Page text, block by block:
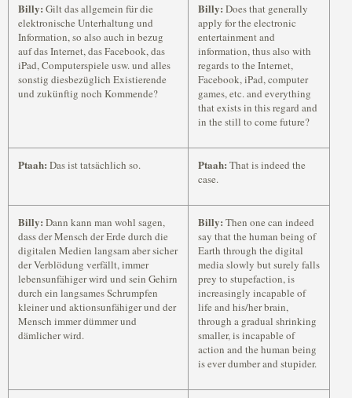
Billy: Gilt das allgemein für die
elektronische Unterhaltung und
Information, so also auch in bezug
auf das Internet, das Facebook, das
iPad, Computerspiele usw. und alles
sonstig diesbezüglich Existierende
und zukünftig noch Kommende?
Billy: Does that generally
apply for the electronic
entertainment and
information, thus also with
regards to the Internet,
Facebook, iPad, computer
games, etc. and everything
that exists in this regard and
in the still to come future?
Ptaah: Das ist tatsächlich so. Ptaah: That is indeed the
case.
Billy: Dann kann man wohl sagen,
dass der Mensch der Erde durch die
digitalen Medien langsam aber sicher
der Verblödung verfällt, immer
lebensunfähiger wird und sein Gehirn
durch ein langsames Schrumpfen
kleiner und aktionsunfähiger und der
Mensch immer dümmer und
dämlicher wird.
Billy: Then one can indeed
say that the human being of
Earth through the digital
media slowly but surely falls
prey to stupefaction, is
increasingly incapable of
life and his/her brain,
through a gradual shrinking
smaller, is incapable of
action and the human being
is ever dumber and stupider.